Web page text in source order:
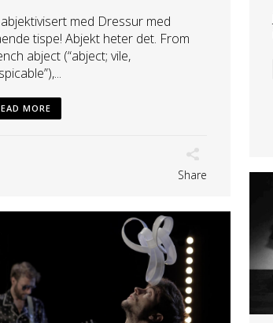
med Dressur med
tispe! Abjekt heter det. From
abject (“abject; vile,
MORE
Share